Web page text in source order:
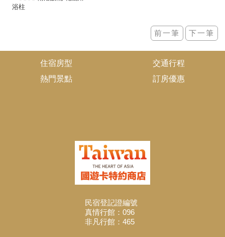
浴柱
住宿房型
交通行程
熱門景點
訂房優惠
民宿登記證編號
真情行館：096
非凡行館：465